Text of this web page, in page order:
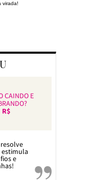
virada!
CAINDO E
R$
estimula
e